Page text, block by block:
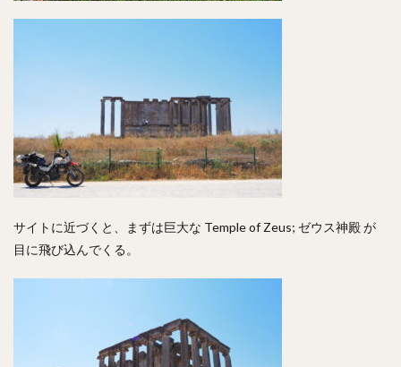
サイトに近づくと、まずは巨大な Temple of Zeus; ゼウス神殿 が
目に飛び込んでくる。